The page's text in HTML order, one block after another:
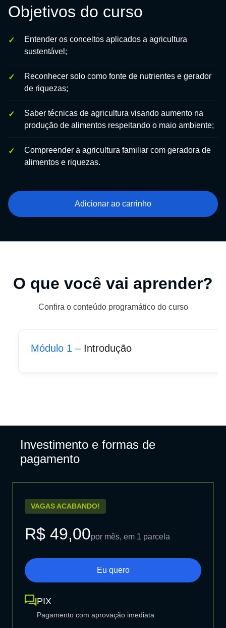
Objetivos do curso
Entender os conceitos aplicados a agricultura
sustentável;
Reconhecer solo como fonte de nutrientes e gerador
de riquezas;
Saber técnicas de agricultura visando aumento na
produção de alimentos respeitando o maio ambiente;
Compreender a agricultura familiar com geradora de
alimentos e riquezas.
Adicionar ao carrinho
O que você vai aprender?
Confira o conteúdo programático do curso
Módulo 1 – Introdução
Investimento e formas de
pagamento
VAGAS ACABANDO!
R$ 49,00por mês, em 1 parcela
Eu quero
PIX
Pagamento com aprovação imediata